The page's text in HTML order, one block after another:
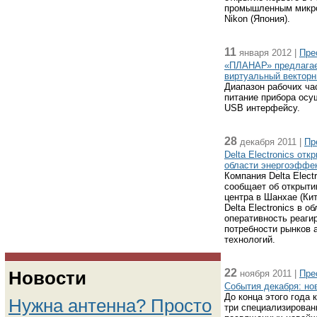
Новости
Нужна антенна? Просто
промышленным
Nikon (Япония).
11 января 2012 |
«ПЛАНАР»
виртуальный
Диапазон рабочих
питание прибора
USB интерфейсу.
28 декабря 2011 |
Delta Electronics
области
Компания Delta
сообщает об
центра в Шанхае
Delta Electronics в
оперативность
потребности рынков
технологий.
22 ноября 2011 |
События декабря:
До конца этого года
три